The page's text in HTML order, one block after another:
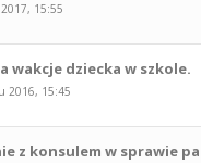
15:55
wakcje dziecka w szkole.
2016, 15:45
z konsulem w sprawie